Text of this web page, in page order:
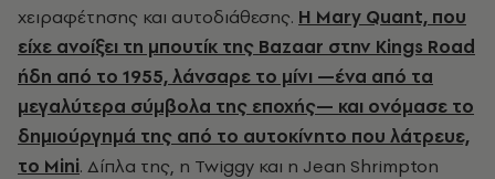
χειραφέτησης και αυτοδιάθεσης. Η Mary Quant, που
είχε ανοίξει τη μπουτίκ της Bazaar στην Kings Road
ήδη από το 1955, λάνσαρε το μίνι —ένα από τα
μεγαλύτερα σύμβολα της εποχής— και ονόμασε το
δημιούργημά της από το αυτοκίνητο που λάτρευε,
το Mini. Δίπλα της, η Twiggy και η Jean Shrimpton